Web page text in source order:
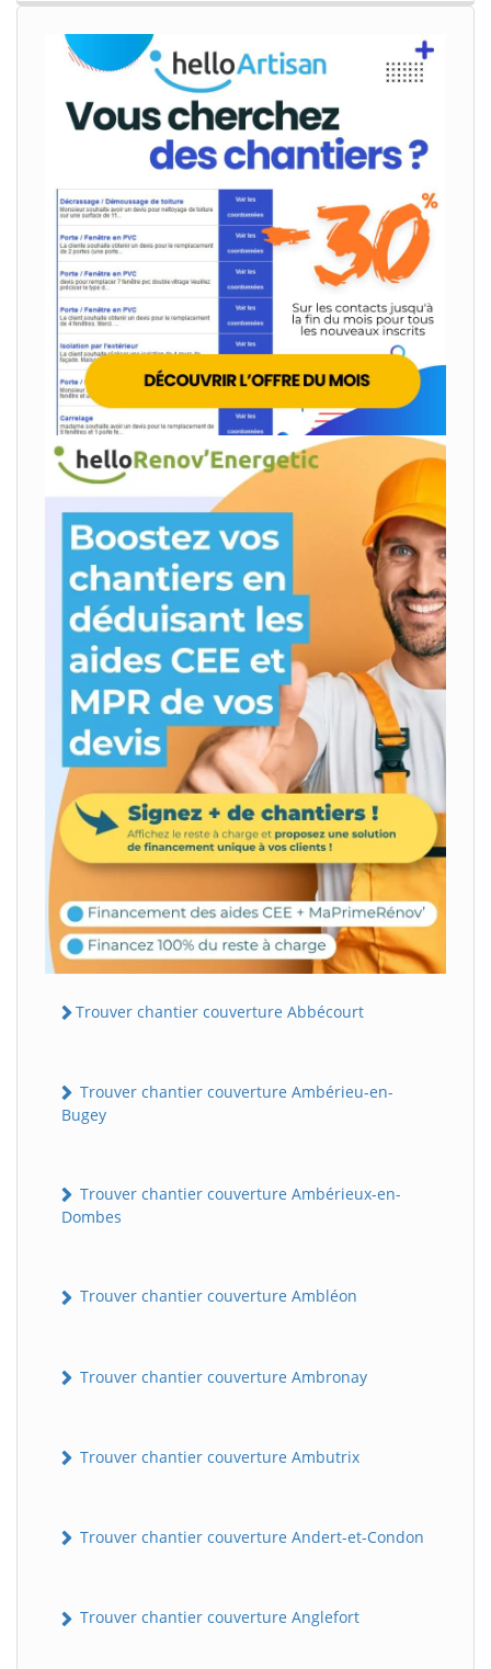
Trouver chantier couverture Abbécourt
Trouver chantier couverture Ambérieu-en-
Bugey
Trouver chantier couverture Ambérieux-en-
Dombes
Trouver chantier couverture Ambléon
Trouver chantier couverture Ambronay
Trouver chantier couverture Ambutrix
Trouver chantier couverture Andert-et-Condon
Trouver chantier couverture Anglefort